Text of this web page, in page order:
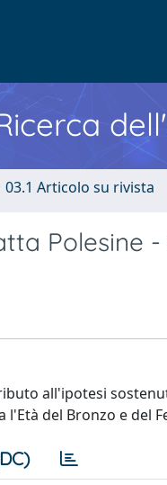
03.1 Articolo su rivista
Polesine -
all'ipotesi
del Bronzo e del